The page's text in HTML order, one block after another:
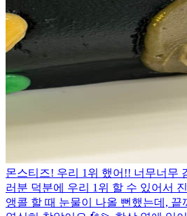
몬스티즈! 우리 1위 했어!! 너무너무
러분 덕분에 우리 1위 할 수 있어서
앵콜 할 때 눈물이 나올 뻔했는데, 끝